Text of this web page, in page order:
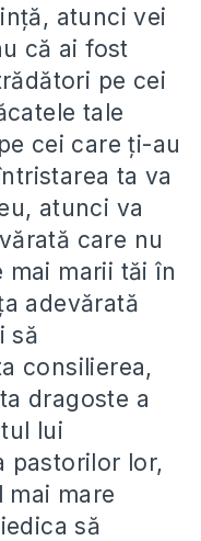
atunci vei
că ai fost
pe cei
tale
cei care ți-au
ta va
atunci va
care nu
mai marii tăi în
adevărată
să
consilierea,
dragoste a
lui
pastorilor lor,
mai mare
să